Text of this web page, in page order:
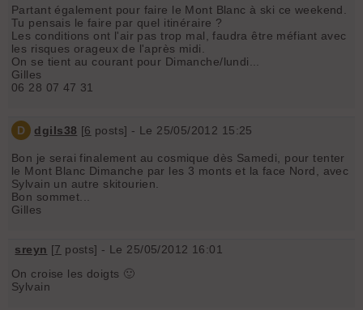
Partant également pour faire le Mont Blanc à ski ce weekend.
Tu pensais le faire par quel itinéraire ?
Les conditions ont l'air pas trop mal, faudra être méfiant avec
les risques orageux de l'après midi.
On se tient au courant pour Dimanche/lundi...
Gilles
06 28 07 47 31
D dgils38 [6 posts] - Le 25/05/2012 15:25
Bon je serai finalement au cosmique dès Samedi, pour tenter
le Mont Blanc Dimanche par les 3 monts et la face Nord, avec
Sylvain un autre skitourien.
Bon sommet...
Gilles
sreyn [7 posts] - Le 25/05/2012 16:01
On croise les doigts 🙂
Sylvain